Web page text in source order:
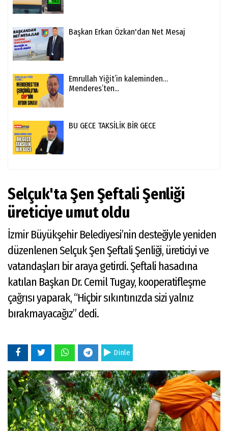
Başkan Erkan Özkan'dan Net Mesaj
Emrullah Yiğit’in kaleminden…
Menderes’ten...
BU GECE TAKSİLİK BİR GECE
Selçuk'ta Şen Şeftali Şenliği
üreticiye umut oldu
İzmir Büyükşehir Belediyesi’nin desteğiyle yeniden
düzenlenen Selçuk Şen Şeftali Şenliği, üreticiyi ve
vatandaşları bir araya getirdi. Şeftali hasadına
katılan Başkan Dr. Cemil Tugay, kooperatifleşme
çağrısı yaparak, “Hiçbir sıkıntınızda sizi yalnız
bırakmayacağız” dedi.
Dinle